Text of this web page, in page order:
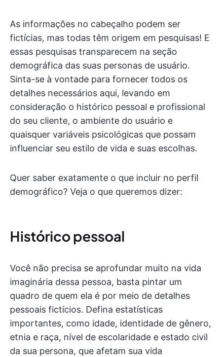
As informações no cabeçalho podem ser
fictícias, mas todas têm origem em pesquisas! E
essas pesquisas transparecem na seção
demográfica das suas personas de usuário.
Sinta-se à vontade para fornecer todos os
detalhes necessários aqui, levando em
consideração o histórico pessoal e profissional
do seu cliente, o ambiente do usuário e
quaisquer variáveis psicológicas que possam
influenciar seu estilo de vida e suas escolhas.
Quer saber exatamente o que incluir no perfil
demográfico? Veja o que queremos dizer:
Histórico pessoal
Você não precisa se aprofundar muito na vida
imaginária dessa pessoa, basta pintar um
quadro de quem ela é por meio de detalhes
pessoais fictícios. Defina estatísticas
importantes, como idade, identidade de gênero,
etnia e raça, nível de escolaridade e estado civil
da sua persona, que afetam sua vida